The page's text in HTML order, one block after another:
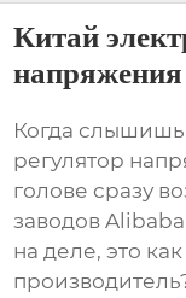
Китай
напряжения
Когда слышишь
регулятор
голове сразу
заводов
на деле, это